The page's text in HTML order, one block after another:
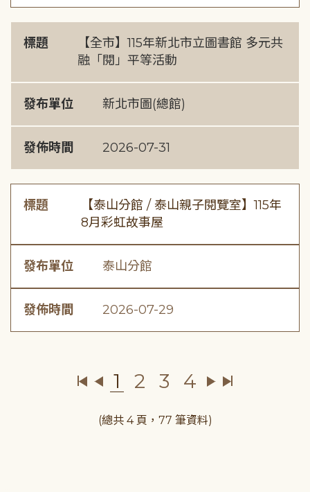
標題
【全市】115年新北市立圖書館 多元共
融「閱」平等活動
發布單位 新北市圖(總館)
發佈時間 2026-07-31
標題
【泰山分館 / 泰山親子閱覽室】115年
8月彩虹故事屋
發布單位 泰山分館
發佈時間 2026-07-29
1 2 3 4
(總共 4 頁，77 筆資料)